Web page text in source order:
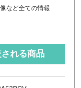
など全ての情報
れる商品